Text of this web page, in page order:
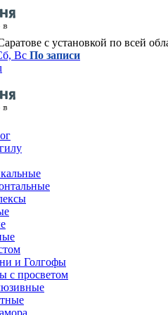
с установкой по всей
Вс По записи
и Голгофы
с просветом